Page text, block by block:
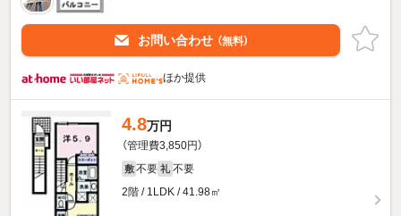
お問い合わせ （無料）
ほか提供
4.8万円
（管理費3,850円）
敷 不要 礼 不要
2階 / 1LDK / 41.98㎡